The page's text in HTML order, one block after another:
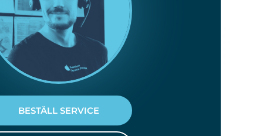
BESTÄLL SERVICE